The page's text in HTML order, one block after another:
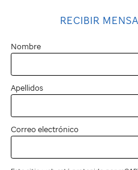
RECIBIR
Nombre
Apellidos
Correo electrónico